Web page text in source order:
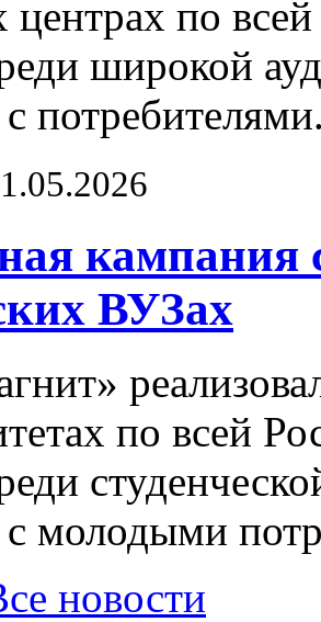
центрах по
широкой
с
кампания
ВУЗах
по всей
с молодыми
новости